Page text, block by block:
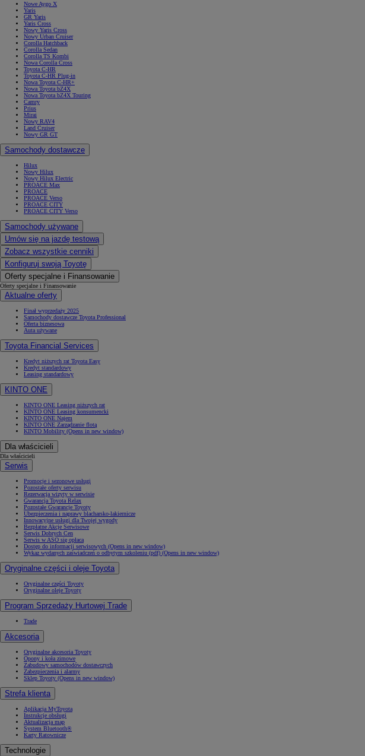
Nowe Aygo X
Yaris
GR Yaris
Yaris Cross
Nowy Yaris Cross
Nowy Urban Cruiser
Corolla Hatchback
Corolla Sedan
Corolla TS Kombi
Nowa Corolla Cross
Toyota C-HR
Toyota C-HR Plug-in
Nowa Toyota C-HR+
Nowa Toyota bZ4X
Nowa Toyota bZ4X Touring
Camry
Prius
Mirai
Nowy RAV4
Land Cruiser
Nowy GR GT
Samochody dostawcze
Hilux
Nowy Hilux
Nowy Hilux Electric
PROACE Max
PROACE
PROACE Verso
PROACE CITY
PROACE CITY Verso
Samochody używane
Umów się na jazdę testową
Zobacz wszystkie cenniki
Konfiguruj swoją Toyotę
Oferty specjalne i Finansowanie
Oferty specjalne i Finansowanie
Aktualne oferty
Finał wyprzedaży 2025
Samochody dostawcze Toyota Professional
Oferta biznesowa
Auta używane
Toyota Financial Services
Kredyt niższych rat Toyota Easy
Kredyt standardowy
Leasing standardowy
KINTO ONE
KINTO ONE Leasing niższych rat
KINTO ONE Leasing konsumencki
KINTO ONE Najem
KINTO ONE Zarządzanie flotą
KINTO Mobility (Opens in new window)
Dla właścicieli
Dla właścicieli
Serwis
Promocje i sezonowe usługi
Pozostałe oferty serwisu
Rezerwacja wizyty w serwisie
Gwarancja Toyota Relax
Pozostałe Gwarancje Toyoty
Ubezpieczenia i naprawy blacharsko-lakiernicze
Innowacyjne usługi dla Twojej wygody
Bezpłatne Akcje Serwisowe
Serwis Dobrych Cen
Serwis w ASO się opłaca
Dostęp do informacji serwisowych (Opens in new window)
Wykaz wydanych zaświadczeń o odbytym szkoleniu (pdf) (Opens in new window)
Oryginalne części i oleje Toyota
Oryginalne części Toyoty
Oryginalne oleje Toyoty
Program Sprzedaży Hurtowej Trade
Trade
Akcesoria
Oryginalne akcesoria Toyoty
Opony i koła zimowe
Zabudowy samochodów dostawczych
Zabezpieczenia i alarmy
Sklep Toyoty (Opens in new window)
Strefa klienta
Aplikacja MyToyota
Instrukcje obsługi
Aktualizacja map
System Bluetooth®
Karty Ratownicze
Technologie